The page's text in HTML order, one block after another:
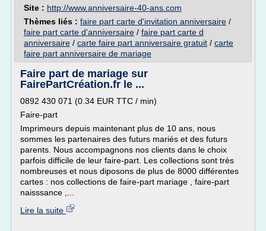
Site : http://www.anniversaire-40-ans.com
Thèmes liés : faire part carte d'invitation anniversaire /
faire part carte d'anniversaire / faire part carte d
anniversaire / carte faire part anniversaire gratuit / carte
faire part anniversaire de mariage
Faire part de mariage sur
FairePartCréation.fr le ...
0892 430 071 (0.34 EUR TTC / min)
Faire-part
Imprimeurs depuis maintenant plus de 10 ans, nous
sommes les partenaires des futurs mariés et des futurs
parents. Nous accompagnons nos clients dans le choix
parfois difficile de leur faire-part. Les collections sont très
nombreuses et nous diposons de plus de 8000 différentes
cartes : nos collections de faire-part mariage , faire-part
naisssance ,...
Lire la suite